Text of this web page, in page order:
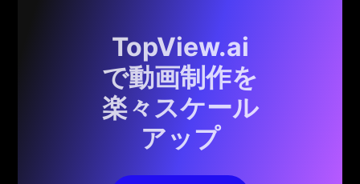
TopView.ai
で動画制作を
楽々スケール
アップ